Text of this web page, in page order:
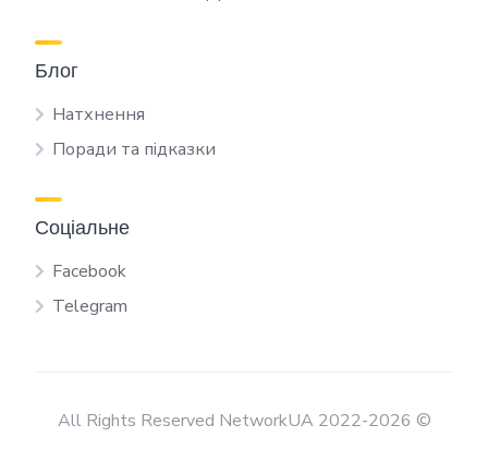
Блог
Натхнення
Поради та підказки
Соціальне
Facebook
Telegram
All Rights Reserved NetworkUA 2022-2026 ©